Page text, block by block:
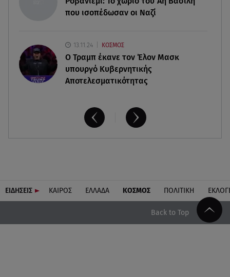
τραπεζικές καταθέσεις
που ισοπέδωσαν οι Ναζί
13.11.24 ΚΟΣΜΟΣ
O Τραμπ έκανε τον Έλον Μασκ
υπουργό Κυβερνητικής
Αποτελεσματικότητας
ΕΙΔΗΣΕΙΣ ΚΑΙΡΟΣ ΕΛΛΑΔΑ ΚΟΣΜΟΣ ΠΟΛΙΤΙΚΗ
Back to Top